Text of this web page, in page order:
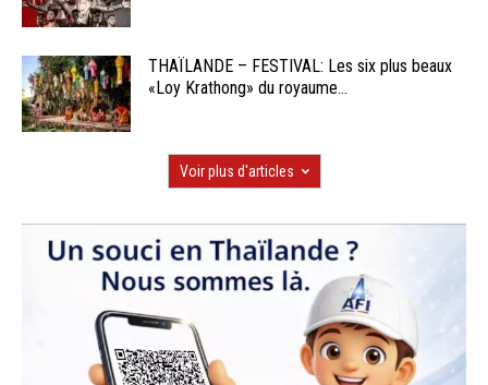
THAÏLANDE – FESTIVAL: Les six plus beaux
«Loy Krathong» du royaume...
Voir plus d'articles